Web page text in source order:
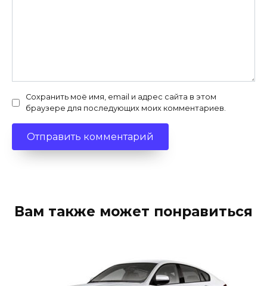
Сохранить моё имя, email и адрес сайта в этом
браузере для последующих моих комментариев.
Вам также может понравиться